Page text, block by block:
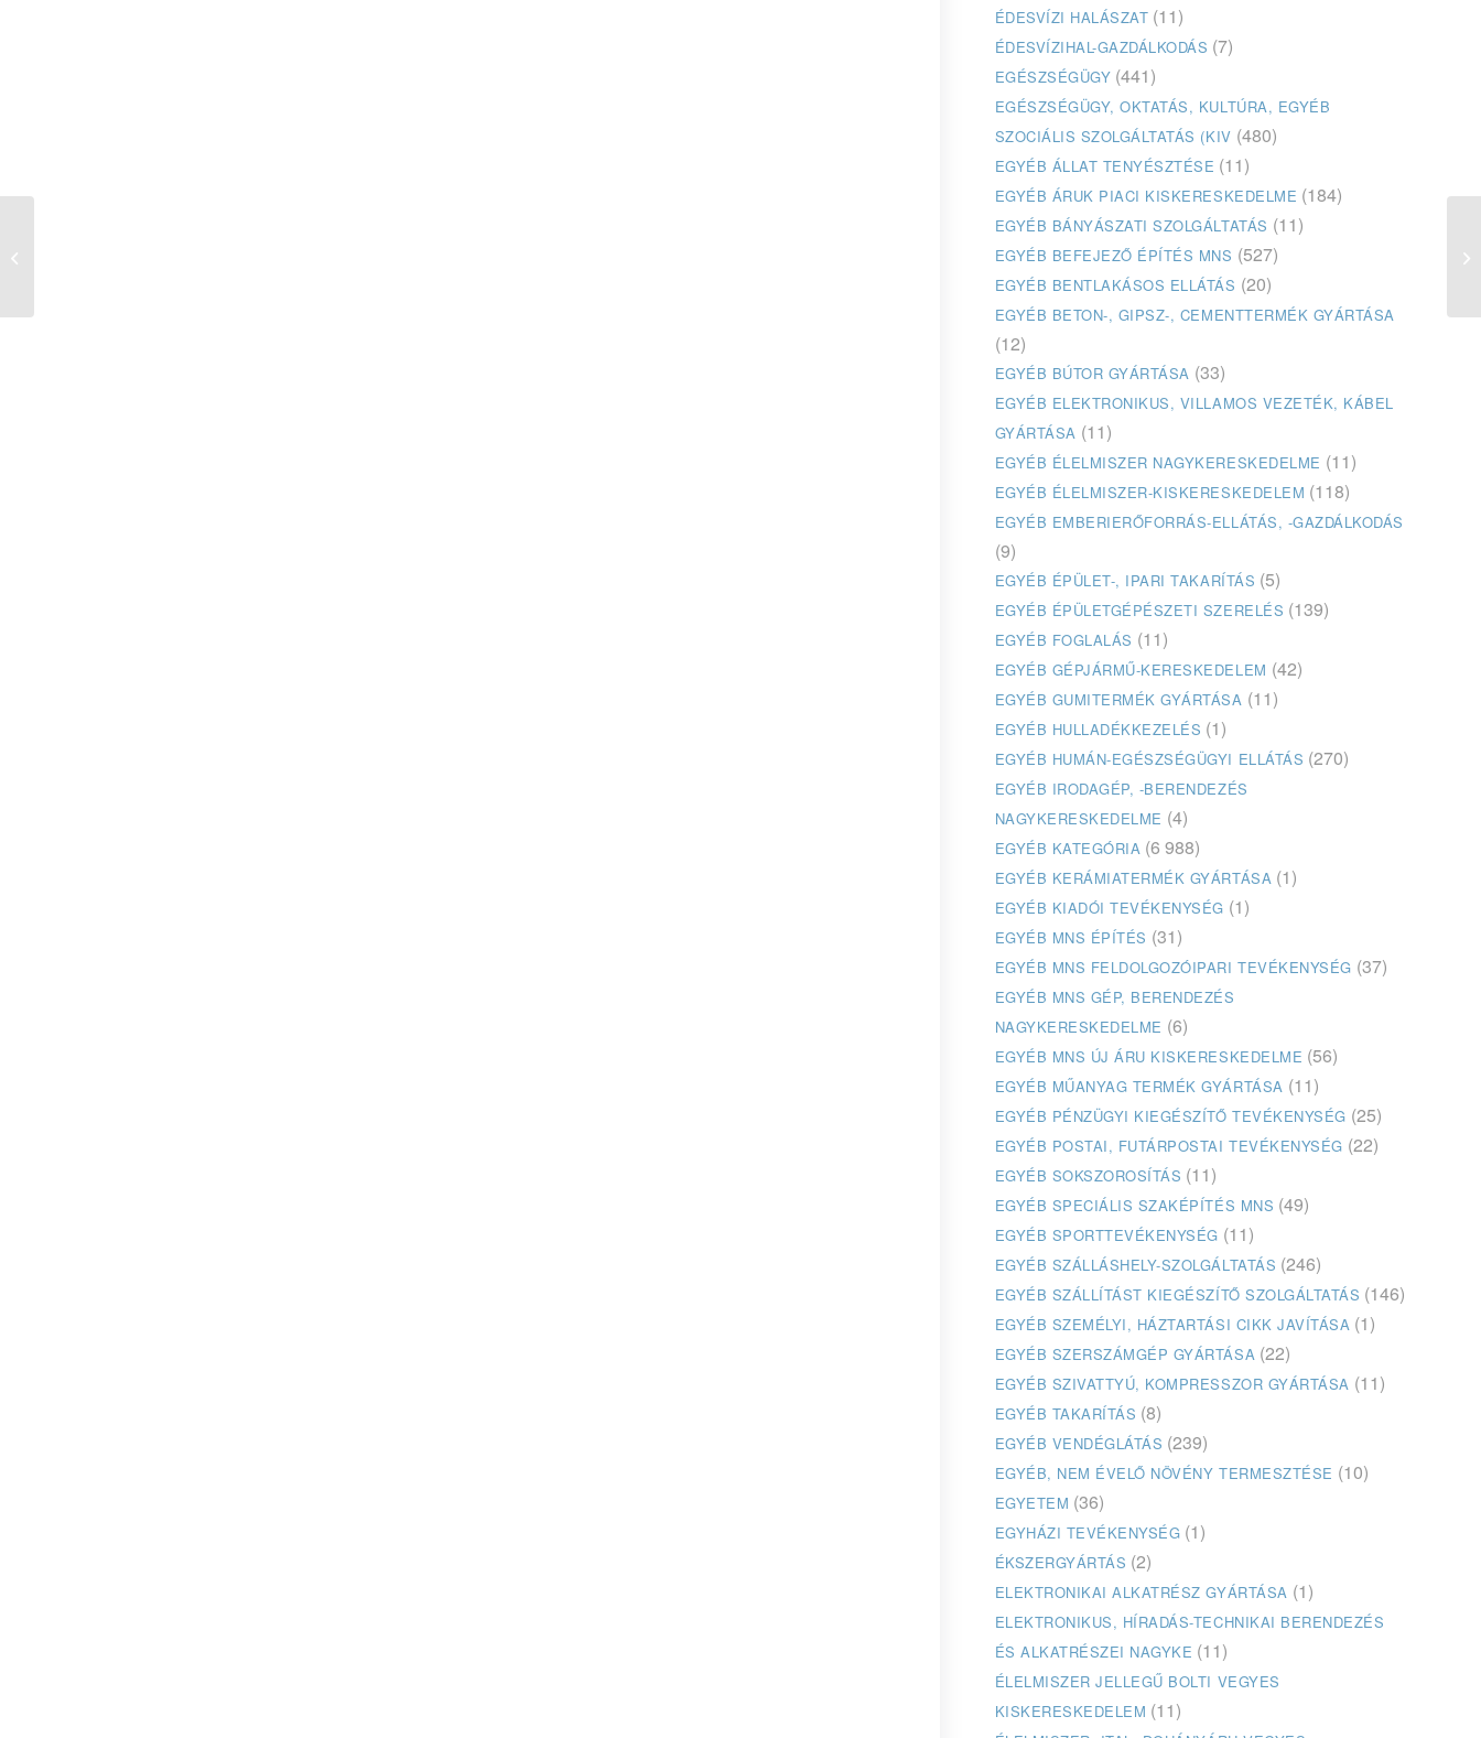
ÉDESVÍZI HALÁSZAT (11)
ÉDESVÍZIHAL-GAZDÁLKODÁS (7)
EGÉSZSÉGÜGY (441)
EGÉSZSÉGÜGY, OKTATÁS, KULTÚRA, EGYÉB
SZOCIÁLIS SZOLGÁLTATÁS (KIV (480)
EGYÉB ÁLLAT TENYÉSZTÉSE (11)
EGYÉB ÁRUK PIACI KISKERESKEDELME (184)
EGYÉB BÁNYÁSZATI SZOLGÁLTATÁS (11)
EGYÉB BEFEJEZŐ ÉPÍTÉS MNS (527)
EGYÉB BENTLAKÁSOS ELLÁTÁS (20)
EGYÉB BETON-, GIPSZ-, CEMENTTERMÉK GYÁRTÁSA
(12)
EGYÉB BÚTOR GYÁRTÁSA (33)
EGYÉB ELEKTRONIKUS, VILLAMOS VEZETÉK, KÁBEL
GYÁRTÁSA (11)
EGYÉB ÉLELMISZER NAGYKERESKEDELME (11)
EGYÉB ÉLELMISZER-KISKERESKEDELEM (118)
EGYÉB EMBERIERŐFORRÁS-ELLÁTÁS, -GAZDÁLKODÁS
(9)
EGYÉB ÉPÜLET-, IPARI TAKARÍTÁS (5)
EGYÉB ÉPÜLETGÉPÉSZETI SZERELÉS (139)
EGYÉB FOGLALÁS (11)
EGYÉB GÉPJÁRMŰ-KERESKEDELEM (42)
EGYÉB GUMITERMÉK GYÁRTÁSA (11)
EGYÉB HULLADÉKKEZELÉS (1)
EGYÉB HUMÁN-EGÉSZSÉGÜGYI ELLÁTÁS (270)
EGYÉB IRODAGÉP, -BERENDEZÉS
NAGYKERESKEDELME (4)
EGYÉB KATEGÓRIA (6 988)
EGYÉB KERÁMIATERMÉK GYÁRTÁSA (1)
EGYÉB KIADÓI TEVÉKENYSÉG (1)
EGYÉB MNS ÉPÍTÉS (31)
EGYÉB MNS FELDOLGOZÓIPARI TEVÉKENYSÉG (37)
EGYÉB MNS GÉP, BERENDEZÉS
NAGYKERESKEDELME (6)
EGYÉB MNS ÚJ ÁRU KISKERESKEDELME (56)
EGYÉB MŰANYAG TERMÉK GYÁRTÁSA (11)
EGYÉB PÉNZÜGYI KIEGÉSZÍTŐ TEVÉKENYSÉG (25)
EGYÉB POSTAI, FUTÁRPOSTAI TEVÉKENYSÉG (22)
EGYÉB SOKSZOROSÍTÁS (11)
EGYÉB SPECIÁLIS SZAKÉPÍTÉS MNS (49)
EGYÉB SPORTTEVÉKENYSÉG (11)
EGYÉB SZÁLLÁSHELY-SZOLGÁLTATÁS (246)
EGYÉB SZÁLLÍTÁST KIEGÉSZÍTŐ SZOLGÁLTATÁS (146)
EGYÉB SZEMÉLYI, HÁZTARTÁSI CIKK JAVÍTÁSA (1)
EGYÉB SZERSZÁMGÉP GYÁRTÁSA (22)
EGYÉB SZIVATTYÚ, KOMPRESSZOR GYÁRTÁSA (11)
EGYÉB TAKARÍTÁS (8)
EGYÉB VENDÉGLÁTÁS (239)
EGYÉB, NEM ÉVELŐ NÖVÉNY TERMESZTÉSE (10)
EGYETEM (36)
EGYHÁZI TEVÉKENYSÉG (1)
ÉKSZERGYÁRTÁS (2)
ELEKTRONIKAI ALKATRÉSZ GYÁRTÁSA (1)
ELEKTRONIKUS, HÍRADÁS-TECHNIKAI BERENDEZÉS
ÉS ALKATRÉSZEI NAGYKE (11)
ÉLELMISZER JELLEGŰ BOLTI VEGYES
KISKERESKEDELEM (11)